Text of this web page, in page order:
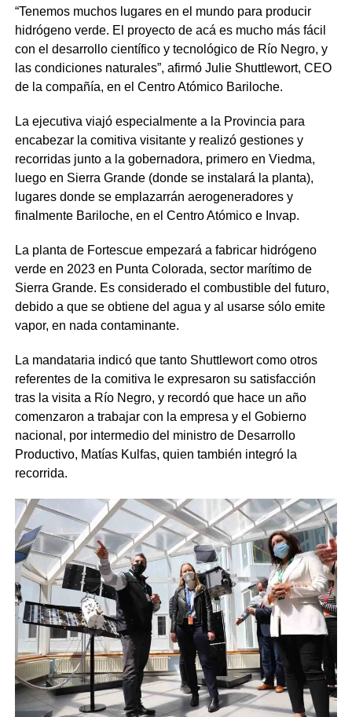
“Tenemos muchos lugares en el mundo para producir
hidrógeno verde. El proyecto de acá es mucho más fácil
con el desarrollo científico y tecnológico de Río Negro, y
las condiciones naturales”, afirmó Julie Shuttlewort, CEO
de la compañía, en el Centro Atómico Bariloche.
La ejecutiva viajó especialmente a la Provincia para
encabezar la comitiva visitante y realizó gestiones y
recorridas junto a la gobernadora, primero en Viedma,
luego en Sierra Grande (donde se instalará la planta),
lugares donde se emplazarrán aerogeneradores y
finalmente Bariloche, en el Centro Atómico e Invap.
La planta de Fortescue empezará a fabricar hidrógeno
verde en 2023 en Punta Colorada, sector marítimo de
Sierra Grande. Es considerado el combustible del futuro,
debido a que se obtiene del agua y al usarse sólo emite
vapor, en nada contaminante.
La mandataria indicó que tanto Shuttlewort como otros
referentes de la comitiva le expresaron su satisfacción
tras la visita a Río Negro, y recordó que hace un año
comenzaron a trabajar con la empresa y el Gobierno
nacional, por intermedio del ministro de Desarrollo
Productivo, Matías Kulfas, quien también integró la
recorrida.